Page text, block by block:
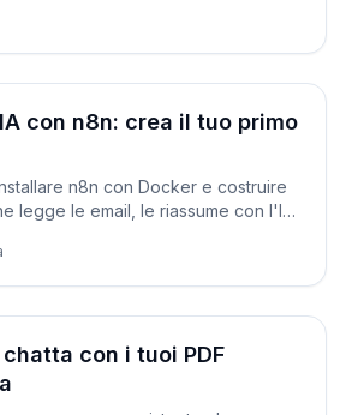
con n8n: crea il tuo primo
n8n con Docker e costruire
legge le email, le riassume con l'IA
chatta con i tuoi PDF